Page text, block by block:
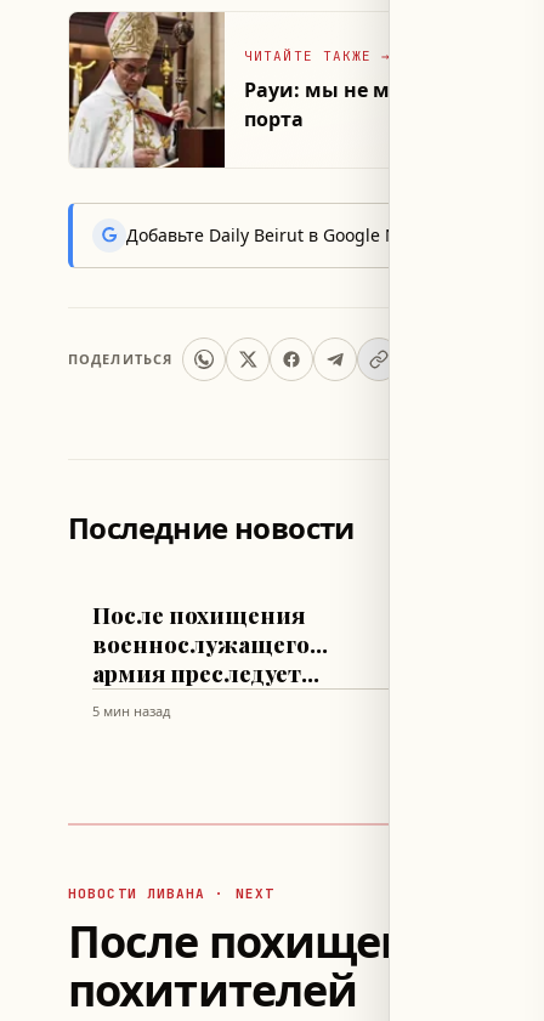
ЧИТАЙТЕ ТАКЖЕ →
Рауи: мы не можем
порта
Добавьте Daily Beirut в Google News, чтобы
ПОДЕЛИТЬСЯ
Последние новости
После похищения
военнослужащего...
армия преследует
похитителей
5 мин назад
НОВОСТИ ЛИВАНА · NEXT
После похищения
похитителей